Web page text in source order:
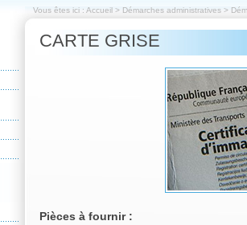
Vous êtes ici : Accueil > Démarches administratives >
CARTE GRISE
Pièces à fournir :